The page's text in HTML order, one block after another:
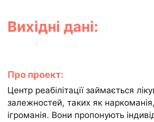
Вихідні дані:
Про проект:
Центр реабілітації займається
залежностей, таких як
ігроманія. Вони пропонують